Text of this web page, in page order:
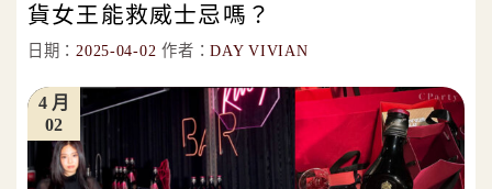
貨女王能救威士忌嗎？
日期： 2025-04-02 作者：DAY VIVIAN
02
4 月